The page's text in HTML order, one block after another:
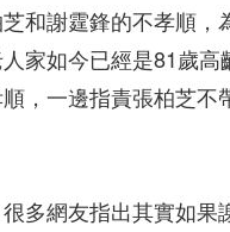
和謝霆鋒的不孝順
家如今已經是81歲
，一邊指責張柏芝不
多網友指出其實如果